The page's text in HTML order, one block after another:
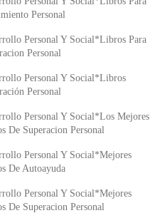
Personal
Personal Y Social*Libros Para
Personal
Personal Y Social*Libros
Personal
Personal Y Social*Los Mejores
De Superacion Personal
Personal Y Social*Mejores
De Autoayuda
Personal Y Social*Mejores
De Superacion Personal